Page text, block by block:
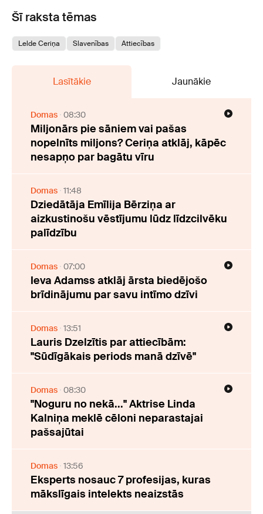
Šī raksta tēmas
Lelde Ceriņa Slavenības Attiecības
Lasītākie Jaunākie
Domas 08:30
Miljonārs pie sāniem vai pašas
nopelnīts miljons? Ceriņa atklāj, kāpēc
nesapņo par bagātu vīru
Domas 11:48
Dziedātāja Emīlija Bērziņa ar
aizkustinošu vēstījumu lūdz līdzcilvēku
palīdzību
Domas 07:00
Ieva Adamss atklāj ārsta biedējošo
brīdinājumu par savu intīmo dzīvi
Domas 13:51
Lauris Dzelzītis par attiecībām:
"Sūdīgākais periods manā dzīvē"
Domas 08:30
"Noguru no nekā..." Aktrise Linda
Kalniņa meklē cēloni neparastajai
pašsajūtai
Domas 13:56
Eksperts nosauc 7 profesijas, kuras
mākslīgais intelekts neaizstās